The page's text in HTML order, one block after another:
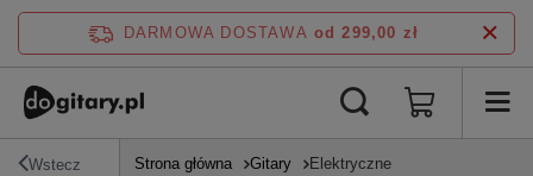
DARMOWA DOSTAWA od 299,00 zł
Wstecz Strona główna Gitary Elektryczne